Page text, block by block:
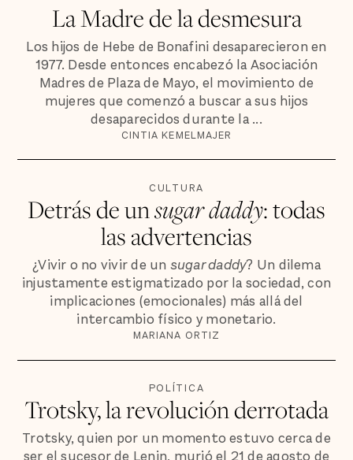
La Madre de la desmesura
Los hijos de Hebe de Bonafini desaparecieron en
1977. Desde entonces encabezó la Asociación
Madres de Plaza de Mayo, el movimiento de
mujeres que comenzó a buscar a sus hijos
desaparecidos durante la ...
CINTIA KEMELMAJER
CULTURA
Detrás de unsugar daddy: todas
las advertencias
¿Vivir o no vivir de un sugar daddy? Un dilema
injustamente estigmatizado por la sociedad, con
implicaciones (emocionales) más allá del
intercambio físico y monetario.
MARIANA ORTIZ
POLÍTICA
Trotsky, la revolución derrotada
Trotsky, quien por un momento estuvo cerca de